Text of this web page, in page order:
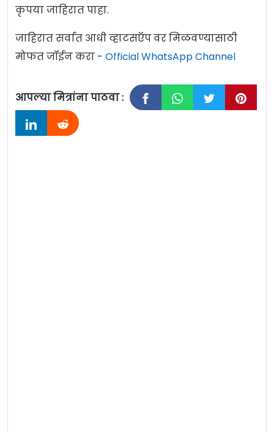
कृपया जाहिरात पाहा.
जाहिरात सर्वात आधी व्हाटसऍप वर मिळवण्यासाठी
मोफत जॉईन करा - Official WhatsApp Channel
आपल्या मित्रांना पाठवा :